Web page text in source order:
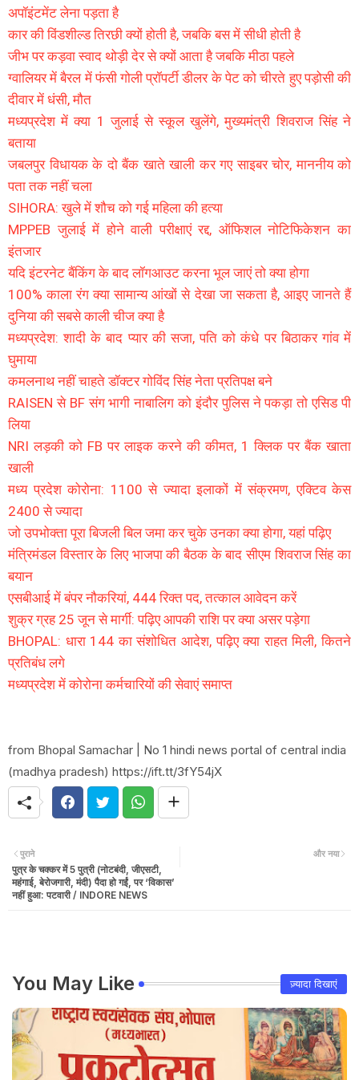
अपॉइंटमेंट लेना पड़ता है
कार की विंडशील्ड तिरछी क्यों होती है, जबकि बस में सीधी होती है
जीभ पर कड़वा स्वाद थोड़ी देर से क्यों आता है जबकि मीठा पहले
ग्वालियर में बैरल में फंसी गोली प्रॉपर्टी डीलर के पेट को चीरते हुए पड़ोसी की
दीवार में धंसी, मौत
मध्यप्रदेश में क्या 1 जुलाई से स्कूल खुलेंगे, मुख्यमंत्री शिवराज सिंह ने
बताया
जबलपुर विधायक के दो बैंक खाते खाली कर गए साइबर चोर, माननीय को
पता तक नहीं चला
SIHORA: खुले में शौच को गई महिला की हत्या
MPPEB जुलाई में होने वाली परीक्षाएं रद्द, ऑफिशल नोटिफिकेशन का
इंतजार
यदि इंटरनेट बैंकिंग के बाद लॉगआउट करना भूल जाएं तो क्या होगा
100% काला रंग क्या सामान्य आंखों से देखा जा सकता है, आइए जानते हैं
दुनिया की सबसे काली चीज क्या है
मध्यप्रदेश: शादी के बाद प्यार की सजा, पति को कंधे पर बिठाकर गांव में
घुमाया
कमलनाथ नहीं चाहते डॉक्टर गोविंद सिंह नेता प्रतिपक्ष बने
RAISEN से BF संग भागी नाबालिग को इंदौर पुलिस ने पकड़ा तो एसिड पी
लिया
NRI लड़की को FB पर लाइक करने की कीमत, 1 क्लिक पर बैंक खाता
खाली
मध्य प्रदेश कोरोना: 1100 से ज्यादा इलाकों में संक्रमण, एक्टिव केस
2400 से ज्यादा
जो उपभोक्ता पूरा बिजली बिल जमा कर चुके उनका क्या होगा, यहां पढ़िए
मंत्रिमंडल विस्तार के लिए भाजपा की बैठक के बाद सीएम शिवराज सिंह का
बयान
एसबीआई में बंपर नौकरियां, 444 रिक्त पद, तत्काल आवेदन करें
शुक्र ग्रह 25 जून से मार्गी: पढ़िए आपकी राशि पर क्या असर पड़ेगा
BHOPAL: धारा 144 का संशोधित आदेश, पढ़िए क्या राहत मिली, कितने
प्रतिबंध लगे
मध्यप्रदेश में कोरोना कर्मचारियों की सेवाएं समाप्त
from Bhopal Samachar | No 1 hindi news portal of central india
(madhya pradesh) https://ift.tt/3fY54jX
और नया
पुराने
पुत्र के चक्कर में 5 पुत्री (नोटबंदी, जीएसटी,
महंगाई, बेरोजगारी, मंदी) पैदा हो गईं, पर ‘विकास’
नहीं हुआ: पटवारी / INDORE NEWS
You May Like ज़्यादा दिखाएं